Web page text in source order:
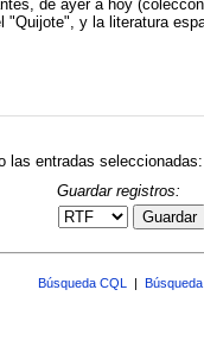
de ayer a hoy
"Quijote", y la literatura
las entradas seleccionadas:
Guardar registros:
Guardar
Búsqueda CQL